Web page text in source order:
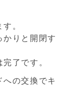
。
かりと開閉す
了です。
の交換でキ